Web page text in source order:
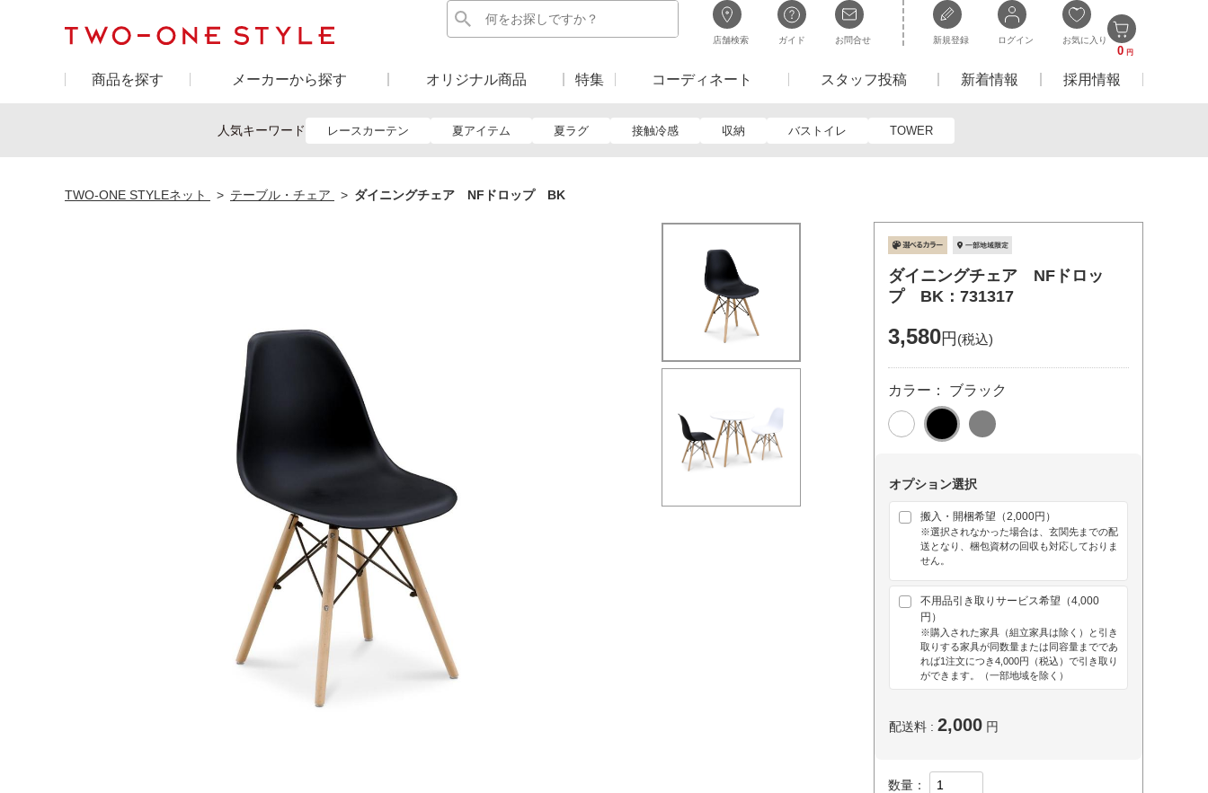
店舗検索 ガイド お問合せ 新規登録 ログイン お気に入り
0 円
商品を探す メーカーから探す オリジナル商品 特集 コーディネート スタッフ投稿 新着情報 採用情報
人気キーワード レースカーテン 夏アイテム 夏ラグ 接触冷感 収納 バストイレ TOWER
ダイニングチェア NFドロッ
プ BK：731317
3,580円 (税込)
カラー： ブラック
オプション選択
搬入・開梱希望（2,000円）
※選択されなかった場合は、玄関先までの配
送となり、梱包資材の回収も対応しておりま
せん。
不用品引き取りサービス希望（4,000
円）
※購入された家具（組立家具は除く）と引き
取りする家具が同数量または同容量までであ
れば1注文につき4,000円（税込）で引き取り
ができます。（一部地域を除く）
配送料 : 2,000 円
数量：
TWO-ONE STYLEネット テーブル・チェア ダイニングチェア NFドロップ BK